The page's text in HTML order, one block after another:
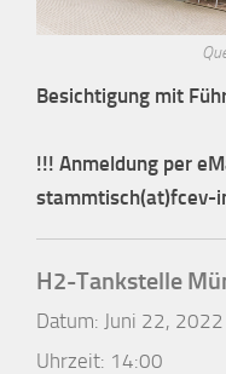
Besichtigung mit
!!! Anmeldung per
stammtisch(at)fcev-
H2-Tankstelle
Datum: Juni 22, 2022
Uhrzeit: 14:00